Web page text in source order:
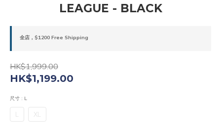
LEAGUE - BLACK
全店，$1200 Free Shipping
HK$1,999.00
HK$1,199.00
尺寸 : L
L XL